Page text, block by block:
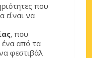
που
είναι να
, που
ένα από τα
φεστιβάλ